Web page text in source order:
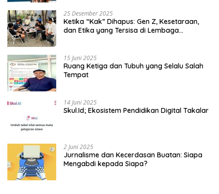
25 Desember 2025
Ketika “Kak” Dihapus: Gen Z, Kesetaraan,
dan Etika yang Tersisa di Lembaga
15 Juni 2025
Ruang Ketiga dan Tubuh yang Selalu Salah
Tempat
14 Juni 2025
Skul.Id; Ekosistem Pendidikan Digital Takalar
2 Juni 2025
Jurnalisme dan Kecerdasan Buatan: Siapa
Mengabdi kepada Siapa?